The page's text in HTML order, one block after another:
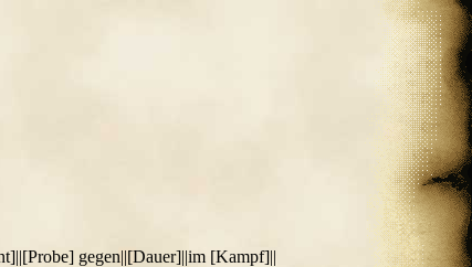
gegen||[Dauer]||im [Kampf]||